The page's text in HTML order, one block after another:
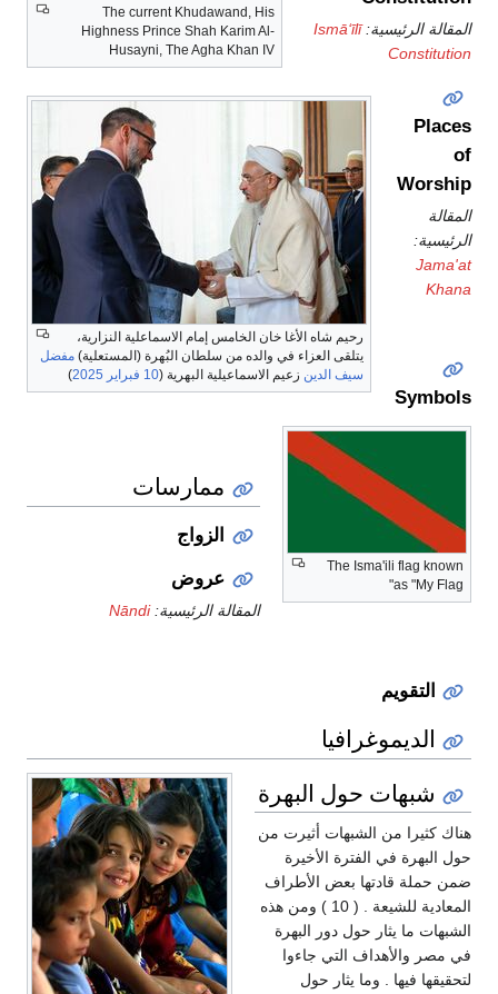
The current Khudawand, His
Highness Prince Shah Karim Al-
Husayni, The Agha Khan IV
رحيم شاه الأغا خان الخامس إمام الاسماعلية النزارية،
يتلقى العزاء في والده من سلطان البُهرة (المستعلية) مفضل
سيف الدين زعيم الاسماعيلية البهرية (10 فبراير 2025
)
المقالة الرئيسية:Ismā‘īlī
Constitution
Places
of
Worship
المقالة
الرئيسية:
Jama'at
Khana
Symbols
The Isma'ili flag known
as "My Flag"
ممارسات
الزواج
عروض
المقالة الرئيسية:Nāndi
التقويم
الديموغرافيا
شبهات حول البهرة
هناك كثيرا من الشبهات أثيرت من
حول البهرة في الفترة الأخيرة
ضمن حملة قادتها بعض الأطراف
المعادية للشيعة . ( 10 ) ومن هذه
الشبهات ما يثار حول دور البهرة
في مصر والأهداف التي جاءوا
لتحقيقها فيها . وما يثار حول